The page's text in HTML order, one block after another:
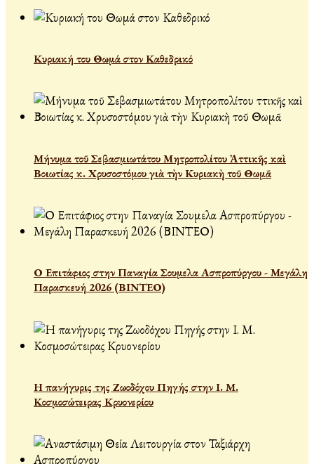
Κυριακή του Θωμά στον Καθεδρικό
Μήνυμα τοῦ Σεβασμιωτάτου Μητροπολίτου Ἀττικῆς καὶ
Βοιωτίας κ. Χρυσοστόμου γιὰ τὴν Κυριακὴ τοῦ Θωμᾶ
Ο Επιτάφιος στην Παναγία Σουμελα Ασπροπύργου - Μεγάλη
Παρασκευή 2026 (ΒΙΝΤΕΟ)
Η πανήγυρις της Ζωοδόχου Πηγής στην Ι. Μ.
Κοσμοσώτειρας Κρυονερίου